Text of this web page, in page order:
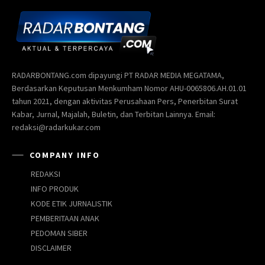
RADARBONTANG.com dipayungi PT RADAR MEDIA MEGATAMA,
Berdasarkan Keputusan Menkumham Nomor AHU-0065806.AH.01.01
tahun 2021, dengan aktivitas Perusahaan Pers, Penerbitan Surat
Kabar, Jurnal, Majalah, Buletin, dan Terbitan Lainnya. Email:
redaksi@radarkukar.com
COMPANY INFO
REDAKSI
INFO PRODUK
KODE ETIK JURNALISTIK
PEMBERITAAN ANAK
PEDOMAN SIBER
DISCLAIMER